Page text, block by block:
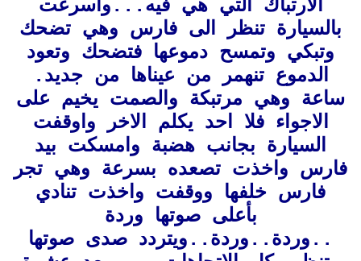
الارتباك التي هي فيه.. .واسرعت
بالسيارة تنظر الى فارس وهي تضحك
وتبكي وتمسح دموعها فتضحك وتعود
الدموع تنهمر من عيناها من جديد.
ساعة وهي مرتبكة والصمت يخيم على
الاجواء فلا احد يكلم الاخر واوقفت
السيارة بجانب هضبة وامسكت بيد
فارس واخذت تصعده بسرعة وهي تجر
فارس خلفها ووقفت واخذت تنادي
بأعلى صوتها وردة
..وردة..وردة..ويتردد صدى صوتها